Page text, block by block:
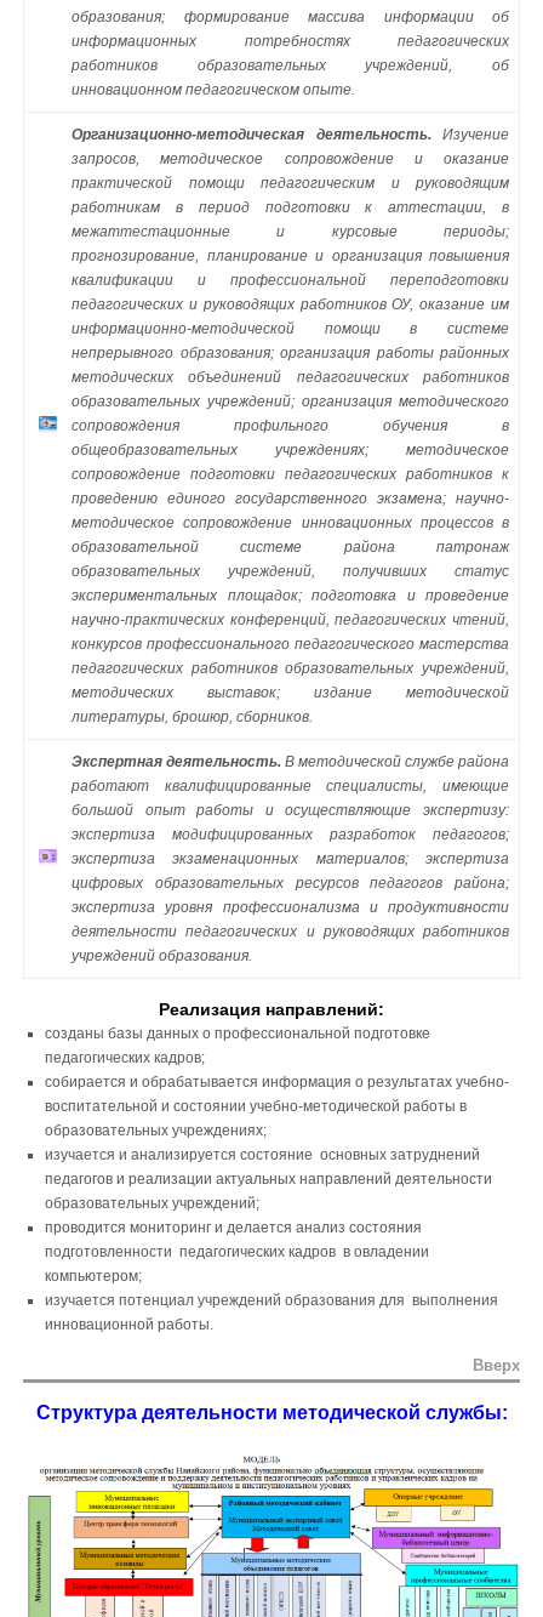
образования; формирование массива информации об
информационных потребностях педагогических
работников образовательных учреждений, об
инновационном педагогическом опыте.
Организационно-методическая деятельность.Изучение
запросов, методическое сопровождение и оказание
практической помощи педагогическим и руководящим
работникам в период подготовки к аттестации, в
межаттестационные и курсовые периоды;
прогнозирование, планирование и организация повышения
квалификации и профессиональной переподготовки
педагогических и руководящих работников ОУ, оказание им
информационно-методической помощи в системе
непрерывного образования; организация работы районных
методических объединений педагогических работников
образовательных учреждений; организация методического
сопровождения профильного обучения в
общеобразовательных учреждениях; методическое
сопровождение подготовки педагогических работников к
проведению единого государственного экзамена; научно-
методическое сопровождение инновационных процессов в
образовательной системе района патронаж
образовательных учреждений, получивших статус
экспериментальных площадок; подготовка и проведение
научно-практических конференций, педагогических чтений,
конкурсов профессионального педагогического мастерства
педагогических работников образовательных учреждений,
методических выставок; издание методической
литературы, брошюр, сборников.
Экспертная деятельность. В методической службе района
работают квалифицированные специалисты, имеющие
большой опыт работы и осуществляющие экспертизу:
экспертиза модифицированных разработок педагогов;
экспертиза экзаменационных материалов; экспертиза
цифровых образовательных ресурсов педагогов района;
экспертиза уровня профессионализма и продуктивности
деятельности педагогических и руководящих работников
учреждений образования.
Реализация направлений:
созданы базы данных о профессиональной подготовке
педагогических кадров;
собирается и обрабатывается информация о результатах учебно-
воспитательной и состоянии учебно-методической работы в
образовательных учреждениях;
изучается и анализируется состояние основных затруднений
педагогов и реализации актуальных направлений деятельности
образовательных учреждений;
проводится мониторинг и делается анализ состояния
подготовленности педагогических кадров в овладении
компьютером;
изучается потенциал учреждений образования для выполнения
инновационной работы.
Вверх
Структура деятельности методической службы: